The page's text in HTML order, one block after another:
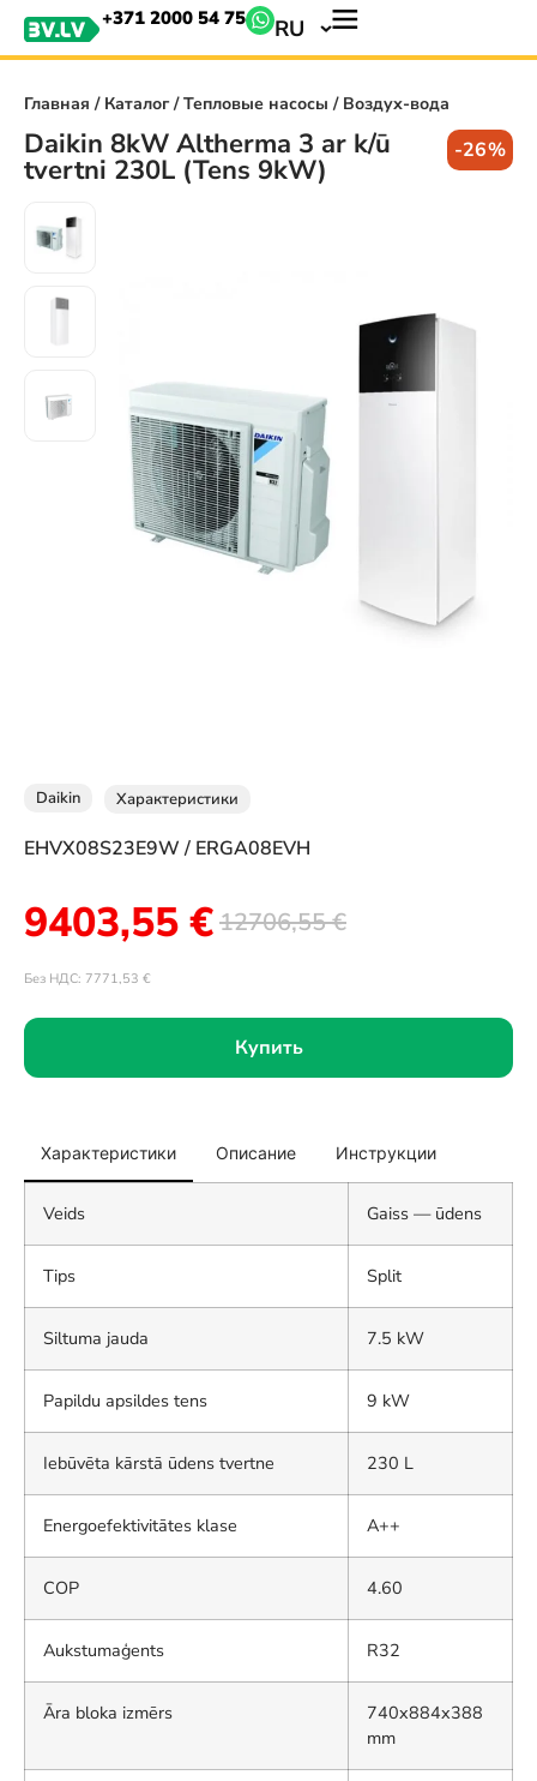
+371 2000 54 75 RU
Главная / Каталог/Тепловые насосы / Воздух-вода
Daikin 8kW Altherma 3 ar k/ū
tvertni 230L (Tens 9kW)
-26%
Daikin Характеристики
EHVX08S23E9W / ERGA08EVH
12706,55€
9403,55€
Без НДС: 7771,53 €
Купить
Характеристики Описание Инструкции
Veids Gaiss — ūdens
Tips Split
Siltuma jauda 7.5 kW
Papildu apsildes tens 9 kW
Iebūvēta kārstā ūdens tvertne 230 L
Energoefektivitātes klase A++
COP 4.60
Aukstumaģents R32
Āra bloka izmērs
740x884x388
mm